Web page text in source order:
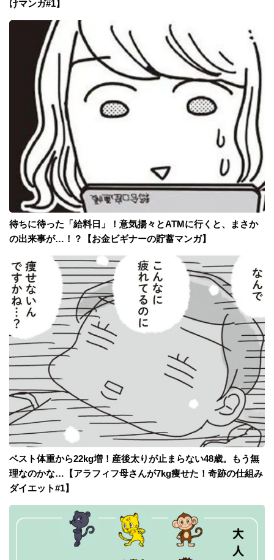
けマンガ#1】
待ちに待った「給料日」！意気揚々とATMに行くと、まさか
の出来事が…！？【お金ビギナーの貯蓄マンガ】
ベスト体重から22kg増！産後太りが止まらない48歳。もう無
理なのかな…【アラフィフ母さんが7kg痩せた！奇跡の仕組み
ダイエット#1】